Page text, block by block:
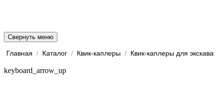
Свернуть меню
Главная / Каталог / Квик-каплеры /
keyboard_arrow_up